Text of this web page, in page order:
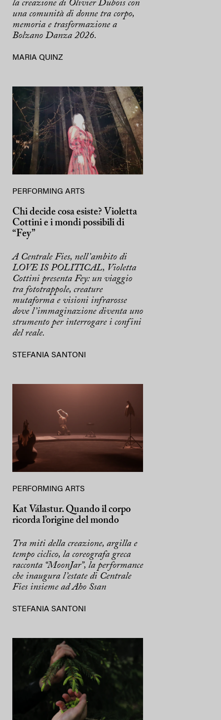
la creazione di Olivier Dubois con
una comunità di donne tra corpo,
memoria e trasformazione a
Bolzano Danza 2026.
MARIA QUINZ
PERFORMING ARTS
Chi decide cosa esiste? Violetta
Cottini e i mondi possibili di
“Fey”
A Centrale Fies, nell’ambito di
LOVE IS POLITICAL, Violetta
Cottini presenta Fey: un viaggio
tra fototrappole, creature
mutaforma e visioni infrarosse
dove l’immaginazione diventa uno
strumento per interrogare i confini
del reale.
STEFANIA SANTONI
PERFORMING ARTS
Kat Válastur. Quando il corpo
ricorda l’origine del mondo
Tra miti della creazione, argilla e
tempo ciclico, la coreografa greca
racconta “MoonJar”, la performance
che inaugura l’estate di Centrale
Fies insieme ad Aho Ssan
STEFANIA SANTONI